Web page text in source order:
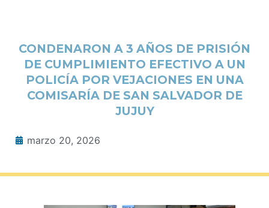
CONDENARON A 3 AÑOS DE PRISIÓN
DE CUMPLIMIENTO EFECTIVO A UN
POLICÍA POR VEJACIONES EN UNA
COMISARÍA DE SAN SALVADOR DE
JUJUY
marzo 20, 2026